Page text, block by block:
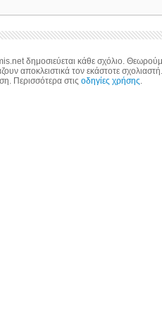
δημοσιεύεται κάθε σχόλιο.
αποκλειστικά τον εκάστοτε
Περισσότερα στιςοδηγίες χρήσης